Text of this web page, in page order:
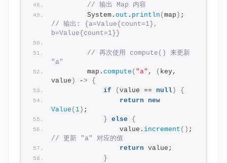
// 输出 Map 内容
        System.
out . println (map )
// 输出: {a=Value{count=1},
b=Value{count=1}}
// 再次使用 compute() 来更新
"a"
        map.
compute ( "a" , ( key,
value ) ->
{
if
(value == null)
{
return new
Value ( 1) ;
} else
{
                value.
increment ()
// 更新 "a" 对应的值
return value;
}